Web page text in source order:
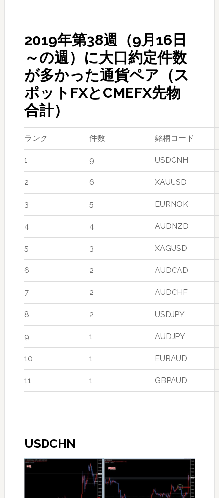
2019年第38週（9月16日
～の週）に大口約定件数
が多かった通貨ペア（ス
ポットFXとCMEFX先物
合計）
ランク 件数 銘柄コード
1 9 USDCNH
2 6 XAUUSD
3 5 EURNOK
4 4 AUDNZD
5 3 XAGUSD
6 2 AUDCAD
7 2 AUDCHF
8 2 USDJPY
9 1 AUDJPY
10 1 EURAUD
11 1 GBPAUD
USDCHN